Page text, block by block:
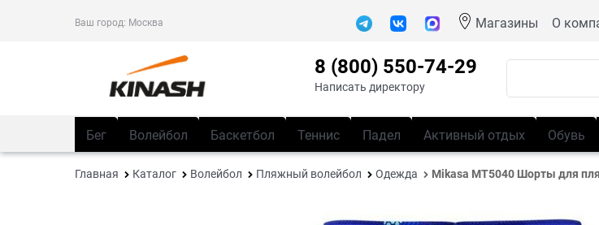
Ваш город: Москва Магазины О
8 (800) 550-74-29
Написать директору
Бег Волейбол Баскетбол Теннис Падел Активный отдых Обувь
Главная Каталог Волейбол Пляжный волейбол Одежда Mikasa MT5040 Шорты для